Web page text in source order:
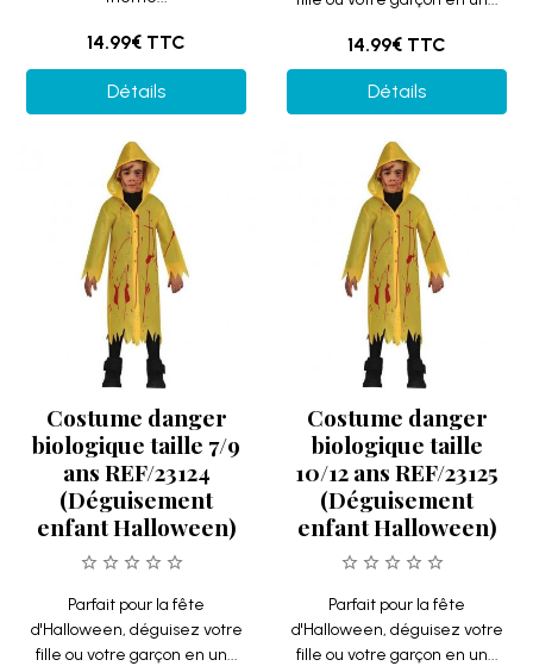
14.99€ TTC
Détails
14.99€ TTC
Détails
Costume danger
biologique taille 7/9
ans REF/23124
(Déguisement
enfant Halloween)
Parfait pour la fête
d'Halloween, déguisez votre
fille ou votre garçon en un...
Costume danger
biologique taille
10/12 ans REF/23125
(Déguisement
enfant Halloween)
Parfait pour la fête
d'Halloween, déguisez votre
fille ou votre garçon en un...